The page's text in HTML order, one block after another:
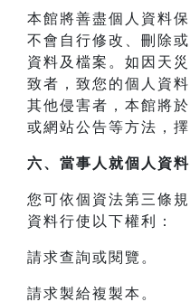
本館將善盡個人資料
不會自行修改、刪除
資料及檔案。如因天
致者，致您的個人資
其他侵害者，本館將
或網站公告等方法，
六、當事人就個人資
您可依個資法第三條
資料行使以下權利：
請求查詢或閱覽。
請求製給複製本。